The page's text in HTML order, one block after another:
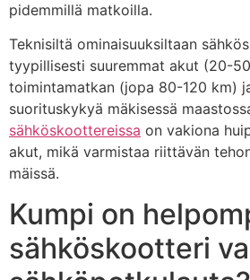
pidemmillä matkoilla.
Teknisiltä ominaisuuksiltaan
tyypillisesti suuremmat akut (20-
toimintamatkan (jopa 80-120 km)
suorituskykyä mäkisessä
sähköskoottereissa on vakiona
akut, mikä varmistaa riittävän
mäissä.
Kumpi on
sähköskootteri